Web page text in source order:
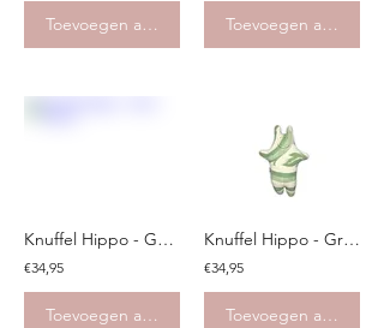
Toevoegen aan winkelwagenToevoegen aan
Knuffel Hippo - Geel Blauw
€34,95
Toevoegen aan winkelwagen
Knuffel Hippo - Groen wit
€34,95
Toevoegen aan